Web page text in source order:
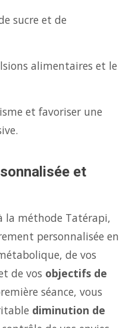
sucre et de
alimentaires et le
et favoriser une
et
la méthode Tatérapi,
personnalisée en
de vos
de vos objectifs de
séance, vous
diminution de